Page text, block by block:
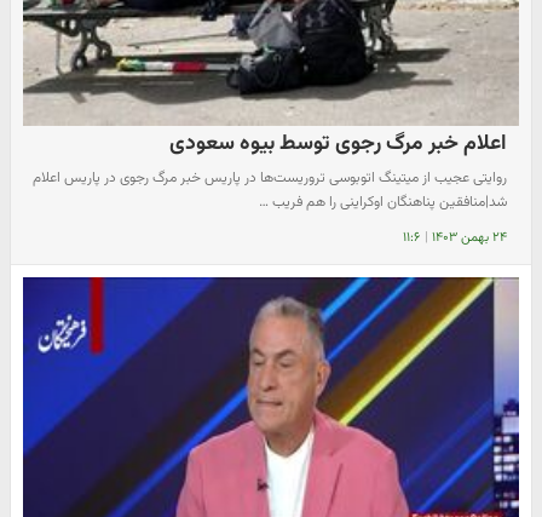
اعلام خبر مرگ رجوی توسط بیوه سعودی
روایتی عجیب از میتینگ اتوبوسی تروریست‌ها در پاریس خبر مرگ رجوی در پاریس اعلام
شد|منافقین پناهنگان اوکراینی را هم فریب …
۲۴ بهمن ۱۴۰۳ | ۱۱:۶